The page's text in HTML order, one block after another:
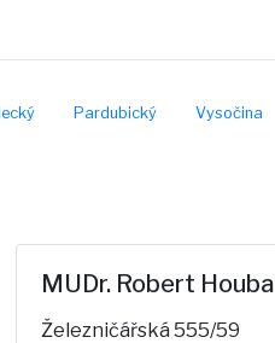
Pardubický Vysočina
MUDr. Robert Houba
Železničářská 555/59